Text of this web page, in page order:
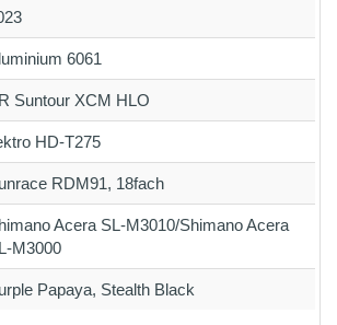
6061
Suntour XCM HLO
HD-T275
RDM91, 18fach
Acera SL-M3010/Shimano Acera
M3000
Papaya, Stealth Black